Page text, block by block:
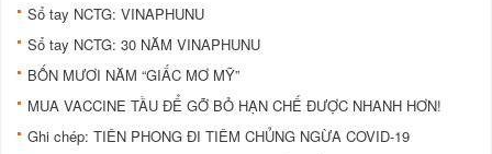
Sổ tay NCTG: VINAPHUNU
Sổ tay NCTG: 30 NĂM VINAPHUNU
BỐN MƯƠI NĂM “GIẤC MƠ MỸ”
MUA VACCINE TẦU ĐỂ GỠ BỎ HẠN CHẾ ĐƯỢC NHANH HƠN!
Ghi chép: TIÊN PHONG ĐI TIÊM CHỦNG NGỪA COVID-19